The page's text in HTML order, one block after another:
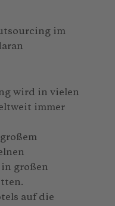
im
wird in vielen
immer
großen
auf die